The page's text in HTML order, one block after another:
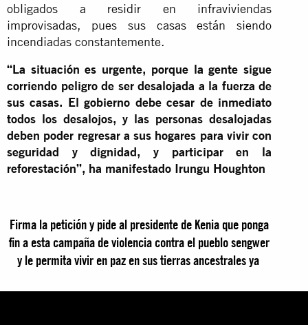
obligados a residir en infraviviendas
improvisadas, pues sus casas están siendo
incendiadas constantemente.
“La situación es urgente, porque la gente sigue
corriendo peligro de ser desalojada a la fuerza de
sus casas. El gobierno debe cesar de inmediato
todos los desalojos, y las personas desalojadas
deben poder regresar a sus hogares para vivir con
seguridad y dignidad, y participar en la
reforestación”, ha manifestado Irungu Houghton
Firma la petición y pide al presidente de Kenia que ponga
fin a esta campaña de violencia contra el pueblo sengwer
y le permita vivir en paz en sus tierras ancestrales ya